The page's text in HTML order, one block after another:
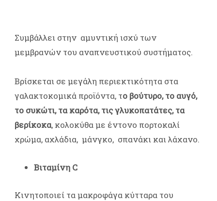
Συμβάλλει στην αμυντική ισχύ των
μεμβρανών του αναπνευστικού συστήματος.
Βρίσκεται σε μεγάλη περιεκτικότητα στα
γαλακτοκομικά προϊόντα, το βούτυρο, το αυγό,
το συκώτι, τα καρότα, τις γλυκοπατάτες, τα
βερίκοκα, κολοκύθα με έντονο πορτοκαλί
χρώμα, αχλάδια, μάνγκο, σπανάκι και λάχανο.
Βιταμίνη C
Κινητοποιεί τα μακροφάγα κύτταρα του